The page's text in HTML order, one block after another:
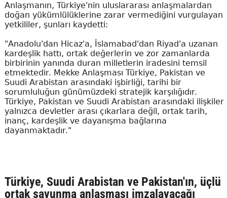
Anlaşmanın, Türkiye'nin uluslararası anlaşmalardan
doğan yükümlülüklerine zarar vermediğini vurgulayan
yetkililer, şunları kaydetti:
"Anadolu'dan Hicaz'a, İslamabad'dan Riyad'a uzanan
kardeşlik hattı, ortak değerlerin ve zor zamanlarda
birbirinin yanında duran milletlerin iradesini temsil
etmektedir. Mekke Anlaşması Türkiye, Pakistan ve
Suudi Arabistan arasındaki işbirliği, tarihi bir
sorumluluğun günümüzdeki stratejik karşılığıdır.
Türkiye, Pakistan ve Suudi Arabistan arasındaki ilişkiler
yalnızca devletler arası çıkarlara değil, ortak tarih,
inanç, kardeşlik ve dayanışma bağlarına
dayanmaktadır."
Türkiye, Suudi Arabistan ve Pakistan'ın, üçlü
ortak savunma anlaşması imzalayacağı